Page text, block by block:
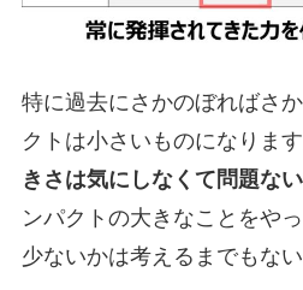
特に過去にさかのぼればさ
クトは小さいものになります
きさは気にしなくて問題ない
ンパクトの大きなことをや
少ないかは考えるまでもない